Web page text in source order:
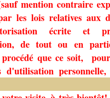
mention contraire
les lois relatives aux
écrite et
de tout ou en
procédé que ce soit,
d'utilisation